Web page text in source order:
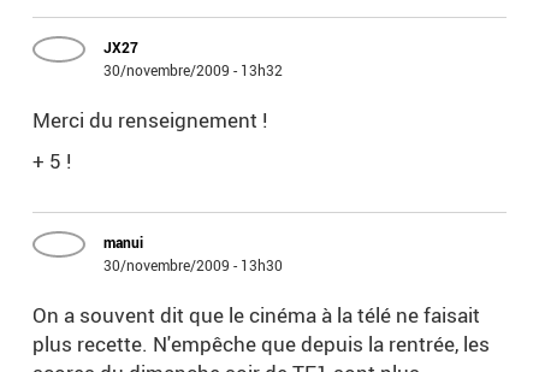
JX27
30/novembre/2009 - 13h32
Merci du renseignement !
+ 5 !
manui
30/novembre/2009 - 13h30
On a souvent dit que le cinéma à la télé ne faisait
plus recette. N'empêche que depuis la rentrée, les